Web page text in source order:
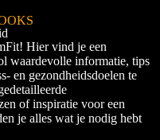
Hier vind je een
waardevolle informatie, tips
en gezondheidsdoelen te
of inspiratie voor een
je alles wat je nodig hebt